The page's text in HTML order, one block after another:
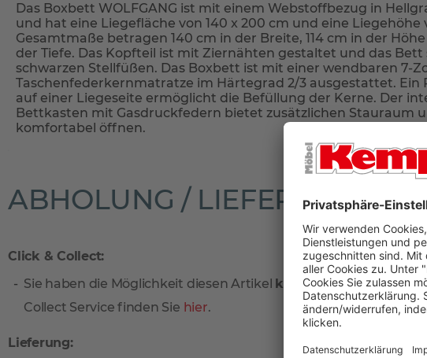
Das Boxbett WOLFGANG ist mit einem Webstoffbezug in
und hat eine Liegefläche von 140 x 200 cm und eine Liegehöhe
Gesamtmaße betragen 140 cm in der Breite, 114 cm in der Höhe
der Tiefe. Das Kopfteil ist mit Ziernähten gestaltet und das
schwarzen Stellfüßen. Das Boxbett ist mit einer wendbaren 7-
Taschenfederkernmatratze im Härtegrad 2/3 ausgestattet. Ein
auf einer Liegeseite ermöglicht die Befüllung der Kerne. Der
Bettkasten mit Gasdruckfedern bietet zusätzlichen Stauraum
komfortabel öffnen.
ABHOLUNG / LIEFERUNG
Click & Collect:
Sie haben die Möglichkeit diesen Artikel kostenlosvor Ort in
Collect Service finden Sie hier.
Lieferung: